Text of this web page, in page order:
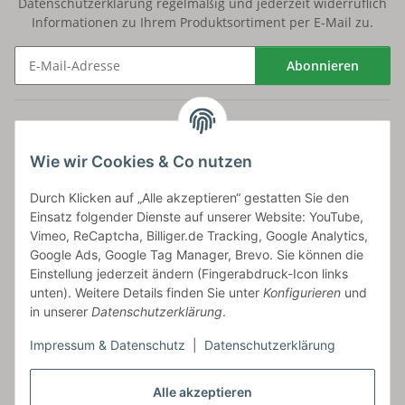
Alle akzeptieren
Wie wir Cookies & Co nutzen
Durch Klicken auf „Alle akzeptieren“ gestatten Sie den
Einsatz folgender Dienste auf unserer Website: YouTube,
Vimeo, ReCaptcha, Billiger.de Tracking, Google Analytics,
Google Ads, Google Tag Manager, Brevo. Sie können die
Einstellung jederzeit ändern (Fingerabdruck-Icon links
unten). Weitere Details finden Sie unter Konfigurieren und
in unserer Datenschutzerklärung.
Impressum & Datenschutz Datenschutzerklärung
Informationen zu Ihrem Produktsortiment per E-Mail zu.
Abonnieren
Artikelinformationen
Frieslandstr. 44 | 26446 Reepsholt
Fon 04468-9479855-0 | Fax -9